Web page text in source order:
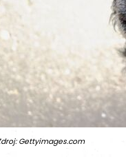
Gettyimages.com